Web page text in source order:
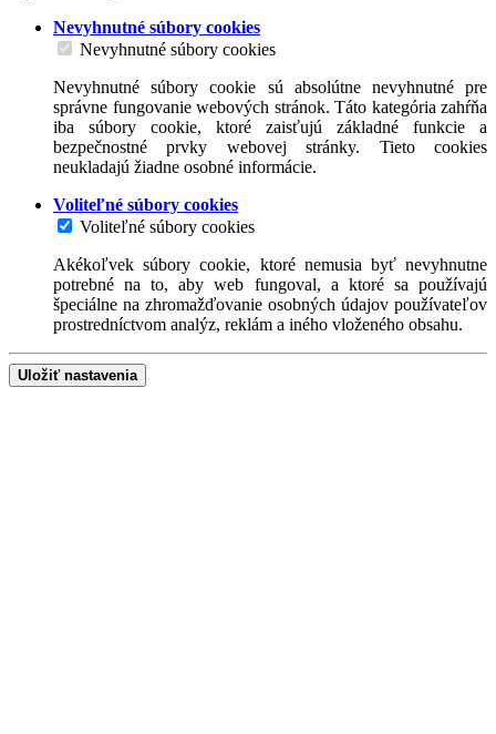
Nevyhnutné súbory cookies
Nevyhnutné súbory cookies
Nevyhnutné súbory cookie sú absolútne nevyhnutné pre
správne fungovanie webových stránok. Táto kategória zahŕňa
iba súbory cookie, ktoré zaisťujú základné funkcie a
bezpečnostné prvky webovej stránky. Tieto cookies
neukladajú žiadne osobné informácie.
Voliteľné súbory cookies
Voliteľné súbory cookies
Akékoľvek súbory cookie, ktoré nemusia byť nevyhnutne
potrebné na to, aby web fungoval, a ktoré sa používajú
špeciálne na zhromažďovanie osobných údajov používateľov
prostredníctvom analýz, reklám a iného vloženého obsahu.
Uložiť nastavenia